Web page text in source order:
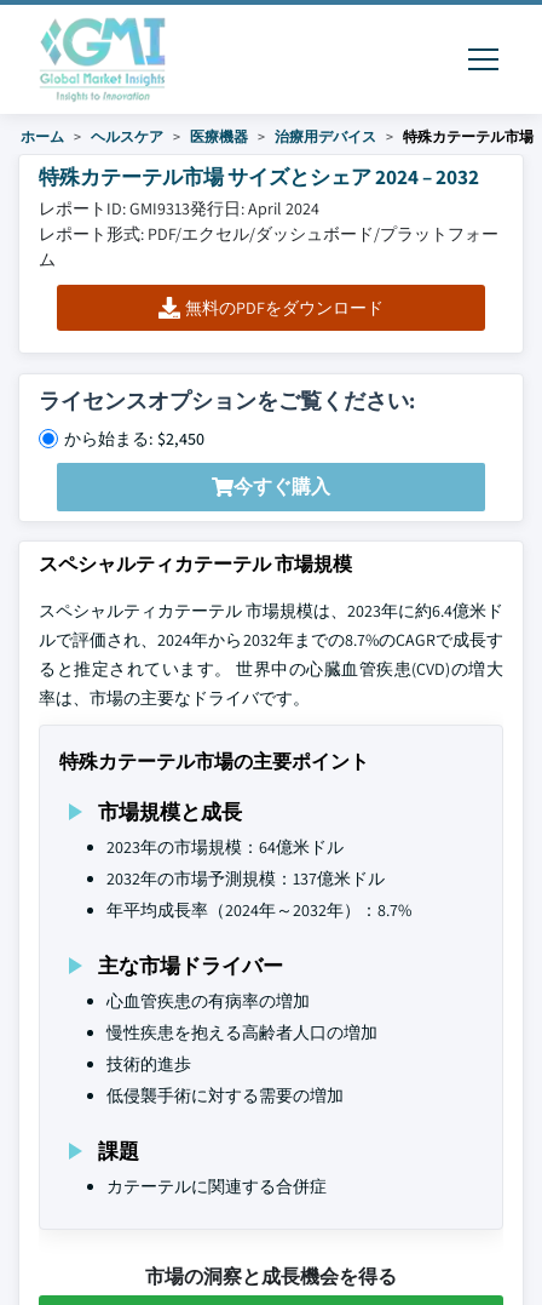
ホーム ヘルスケア 医療機器 治療用デバイス 特殊カテーテル市場
特殊カテーテル市場 サイズとシェア 2024 – 2032
レポートID: GMI9313発行日: April 2024
レポート形式: PDF/エクセル/ダッシュボード/プラットフォー
ム
無料のPDFをダウンロード
ライセンスオプションをご覧ください:
から始まる: $2,450
今すぐ購入
スペシャルティカテーテル 市場規模
スペシャルティカテーテル 市場規模は、2023年に約6.4億米ド
ルで評価され、2024年から2032年までの8.7%のCAGRで成長す
ると推定されています。 世界中の心臓血管疾患(CVD)の増大
率は、市場の主要なドライバです。
特殊カテーテル市場の主要ポイント
市場規模と成長
2023年の市場規模：64億米ドル
2032年の市場予測規模：137億米ドル
年平均成長率（2024年～2032年）：8.7%
主な市場ドライバー
心血管疾患の有病率の増加
慢性疾患を抱える高齢者人口の増加
技術的進歩
低侵襲手術に対する需要の増加
課題
カテーテルに関連する合併症
市場の洞察と成長機会を得る